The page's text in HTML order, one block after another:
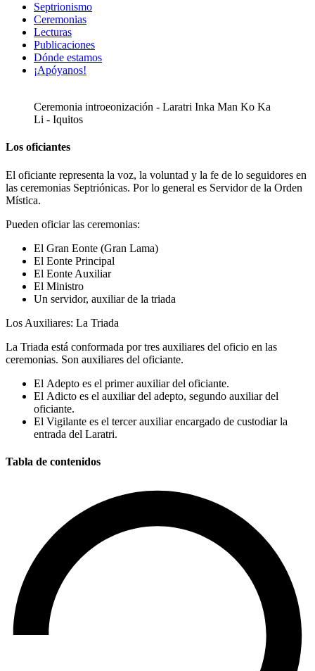
Septrionismo
Ceremonias
Lecturas
Publicaciones
Dónde estamos
¡Apóyanos!
Ceremonia introeonización - Laratri Inka Man Ko Ka
Li - Iquitos
Los oficiantes
El oficiante representa la voz, la voluntad y la fe de lo seguidores en
las ceremonias Septriónicas. Por lo general es Servidor de la Orden
Mística.
Pueden oficiar las ceremonias:
El Gran Eonte (Gran Lama)
El Eonte Principal
El Eonte Auxiliar
El Ministro
Un servidor, auxiliar de la triada
Los Auxiliares: La Triada
La Triada está conformada por tres auxiliares del oficio en las
ceremonias. Son auxiliares del oficiante.
El Adepto es el primer auxiliar del oficiante.
El Adicto es el auxiliar del adepto, segundo auxiliar del
oficiante.
El Vigilante es el tercer auxiliar encargado de custodiar la
entrada del Laratri.
Tabla de contenidos